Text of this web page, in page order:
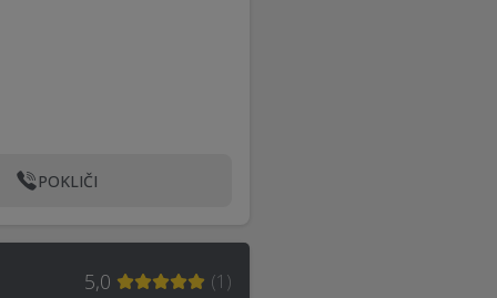
POKLIČI
5,0 (1 )